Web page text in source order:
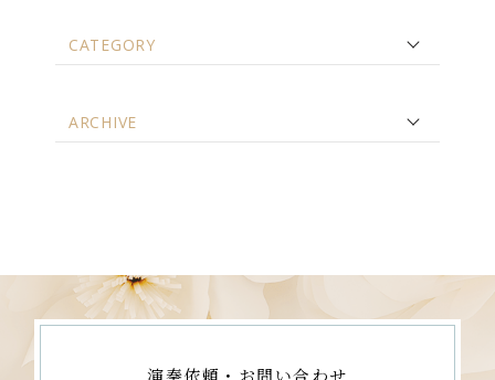
CATEGORY
ARCHIVE
演奏依頼・お問い合わせ